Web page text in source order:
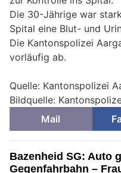
Die 30-Jährige war
Spital eine Blut- und
Die Kantonspolizei
vorläufig ab.
Quelle: Kantonspolizei
Bildquelle:
Mail
Bazenheid SG: Auto
Gegenfahrbahn –